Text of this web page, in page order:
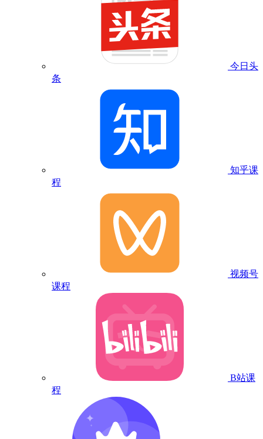
今日头
条
知乎课
程
视频号
课程
B站课
程